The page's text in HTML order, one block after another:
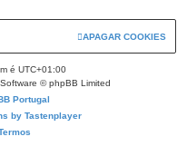
APAGAR COOKIES
é UTC+01:00
© phpBB Limited
Portugal
by Tastenplayer